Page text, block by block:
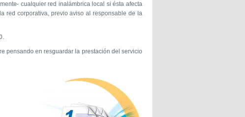
cualquier red inalámbrica local si ésta afecta
red corporativa, previo aviso al responsable de la
pensando en resguardar la prestación del servicio